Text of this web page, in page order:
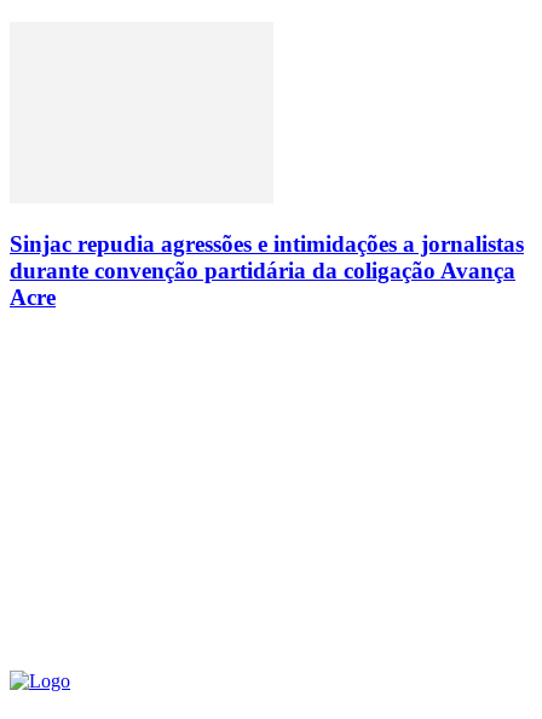
Sinjac repudia agressões e intimidações a jornalistas
durante convenção partidária da coligação Avança
Acre